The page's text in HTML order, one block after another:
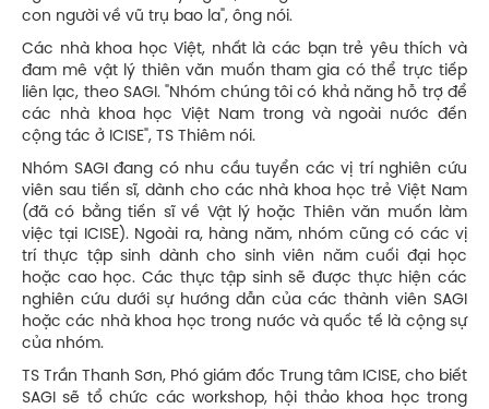
con người về vũ trụ bao la", ông nói.
Các nhà khoa học Việt, nhất là các bạn trẻ yêu thích và
đam mê vật lý thiên văn muốn tham gia có thể trực tiếp
liên lạc, theo SAGI. "Nhóm chúng tôi có khả năng hỗ trợ để
các nhà khoa học Việt Nam trong và ngoài nước đến
cộng tác ở ICISE", TS Thiêm nói.
Nhóm SAGI đang có nhu cầu tuyển các vị trí nghiên cứu
viên sau tiến sĩ, dành cho các nhà khoa học trẻ Việt Nam
(đã có bằng tiến sĩ về Vật lý hoặc Thiên văn muốn làm
việc tại ICISE). Ngoài ra, hàng năm, nhóm cũng có các vị
trí thực tập sinh dành cho sinh viên năm cuối đại học
hoặc cao học. Các thực tập sinh sẽ được thực hiện các
nghiên cứu dưới sự hướng dẫn của các thành viên SAGI
hoặc các nhà khoa học trong nước và quốc tế là cộng sự
của nhóm.
TS Trần Thanh Sơn, Phó giám đốc Trung tâm ICISE, cho biết
SAGI sẽ tổ chức các workshop, hội thảo khoa học trong